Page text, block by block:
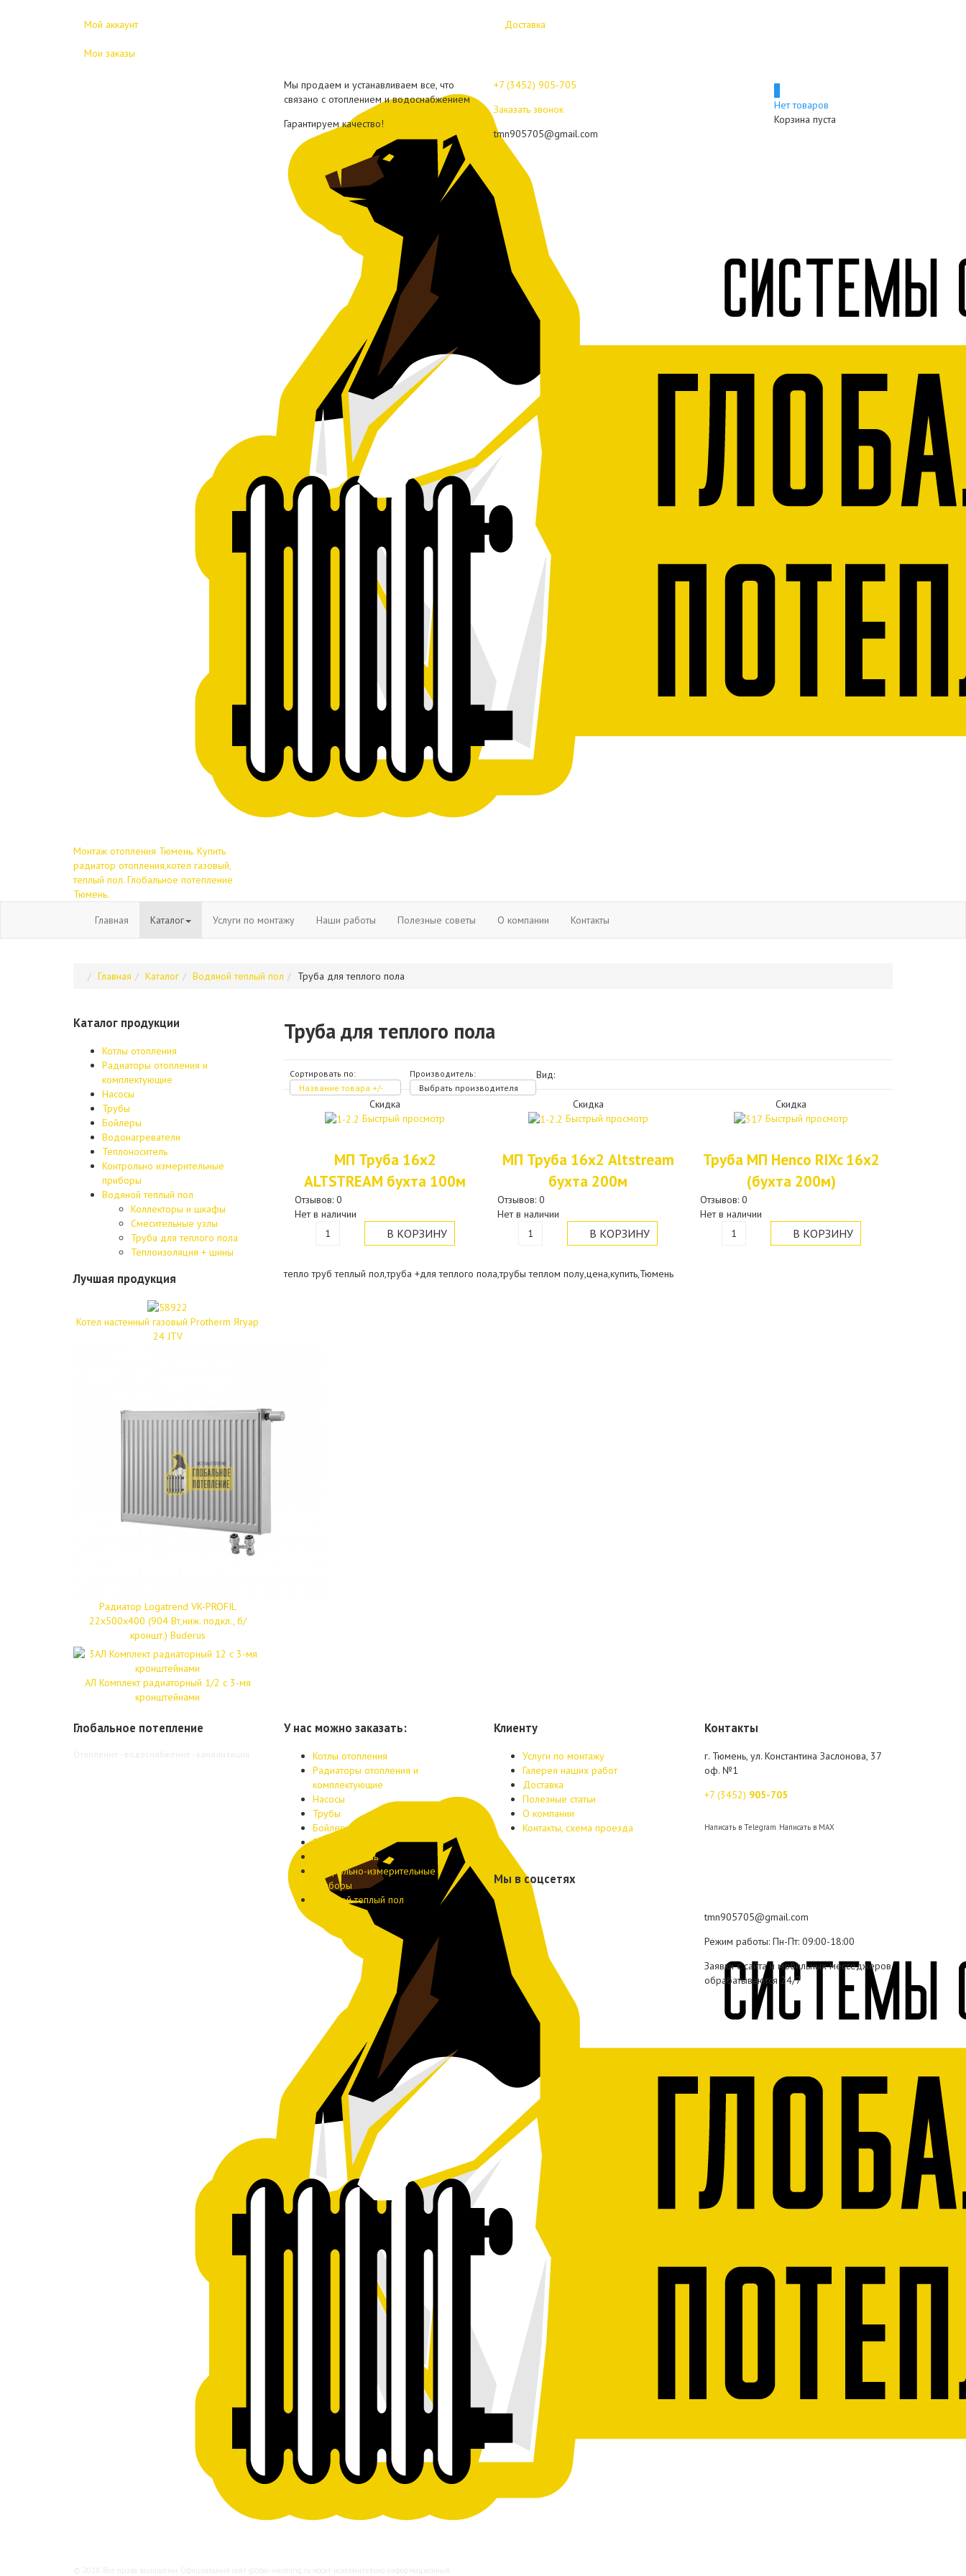
Мой аккаунт
Мои заказы
Доставка
Монтаж отопления Тюмень. Купить
радиатор отопления,котел газовый,
теплый пол. Глобальное потепление
Тюмень.
Мы продаем и устанавливаем все, что
связано с отоплением и водоснабжением
Гарантируем качество!
+7 (3452) 905-705
Заказать звонок
tmn905705@gmail.com
Нет товаров
Корзина пуста
Главная Каталог Услуги по монтажу Наши работы Полезные советы О компании Контакты
Главная Каталог Водяной теплый пол Труба для теплого пола
Труба для теплого пола
Сортировать по:
Название товара +/-
Производитель:
Выбрать производителя
Вид:
Скидка
Быстрый просмотр
МП Труба 16х2
ALTSTREAM бухта 100м
Отзывов: 0
Нет в наличии
Скидка
Быстрый просмотр
МП Труба 16х2 Altstream
бухта 200м
Отзывов: 0
Нет в наличии
Скидка
Быстрый просмотр
Труба МП Henco RIXc 16х2
(бухта 200м)
Отзывов: 0
Нет в наличии
тепло труб теплый пол,труба +для теплого пола,трубы теплом полу,цена,купить,Тюмень
Каталог продукции
Котлы отопления
Радиаторы отопления и
комплектующие
Насосы
Трубы
Бойлеры
Водонагреватели
Теплоноситель
Контрольно измерительные
приборы
Водяной теплый пол
Коллекторы и шкафы
Смесительные узлы
Труба для теплого пола
Теплоизоляция + шины
Лучшая продукция
Котел настенный газовый Protherm Ягуар
24 JTV
Радиатор Logatrend VK-PROFIL
22x500x400 (904 Вт,ниж. подкл., б/
кроншт.) Buderus
АЛ Комплект радиаторный 1/2 с 3-мя
кронштейнами
Глобальное потепление У нас можно заказать:
Котлы отопления
Радиаторы отопления и
комплектующие
Насосы
Трубы
Бойлеры
Водонагреватели
Теплоноситель
Контрольно-измерительные
приборы
Водяной теплый пол
Клиенту
Услуги по монтажу
Галерея наших работ
Доставка
Полезные статьи
О компании
Контакты, схема проезда
Мы в соцсетях
Контакты
г. Тюмень, ул. Константина Заслонова, 37
оф. №1
+7 (3452) 905-705
Написать в Telegram Написать в MAX
tmn905705@gmail.com
Режим работы: Пн-Пт: 09:00-18:00
Заявки с сайта и мобильных месседжеров
обрабатываются 24/7